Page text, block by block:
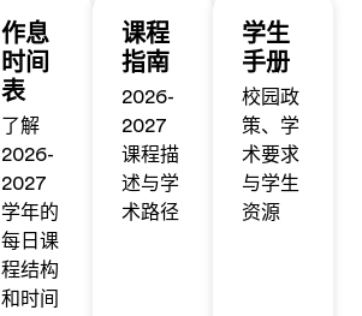
作息
时间
表
了解
2026-
2027
学年的
每日课
程结构
和时间
课程
指南
2026-
2027
课程描
述与学
术路径
学生
手册
校园政
策、学
术要求
与学生
资源